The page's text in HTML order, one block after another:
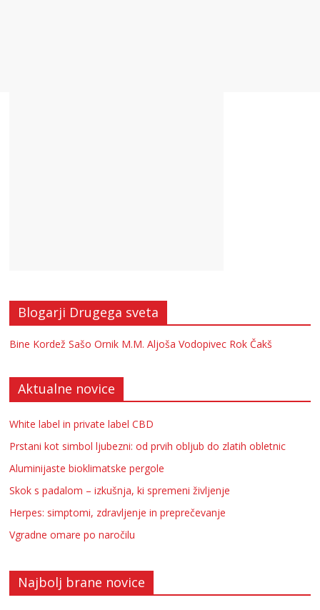
Blogarji Drugega sveta
Bine Kordež Sašo Ornik M.M. Aljoša Vodopivec Rok Čakš
Aktualne novice
White label in private label CBD
Prstani kot simbol ljubezni: od prvih obljub do zlatih obletnic
Aluminijaste bioklimatske pergole
Skok s padalom – izkušnja, ki spremeni življenje
Herpes: simptomi, zdravljenje in preprečevanje
Vgradne omare po naročilu
Najbolj brane novice